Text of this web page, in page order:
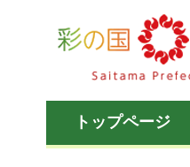
彩の国 埼玉県
トップページ